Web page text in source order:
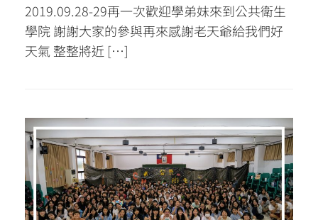
2019.09.28-29再一次歡迎學弟妹來到公共衛生
學院 謝謝大家的參與再來感謝老天爺給我們好
天氣 整整將近 […]